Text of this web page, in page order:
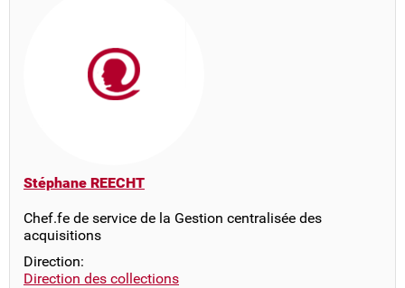
Stéphane REECHT
Chef.fe de service de la Gestion centralisée des
acquisitions
Direction:
Direction des collections